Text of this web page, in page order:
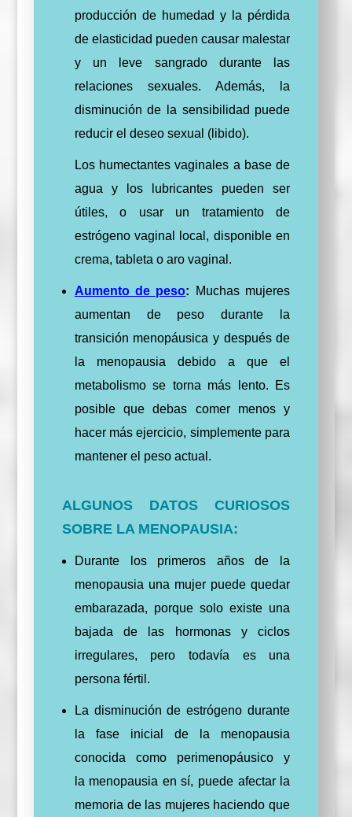
producción de humedad y la pérdida
de elasticidad pueden causar malestar
y un leve sangrado durante las
relaciones sexuales. Además, la
disminución de la sensibilidad puede
reducir el deseo sexual (libido).
Los humectantes vaginales a base de
agua y los lubricantes pueden ser
útiles, o usar un tratamiento de
estrógeno vaginal local, disponible en
crema, tableta o aro vaginal.
Aumento de peso: Muchas mujeres
aumentan de peso durante la
transición menopáusica y después de
la menopausia debido a que el
metabolismo se torna más lento. Es
posible que debas comer menos y
hacer más ejercicio, simplemente para
mantener el peso actual.
ALGUNOS DATOS CURIOSOS
SOBRE LA MENOPAUSIA:
Durante los primeros años de la
menopausia una mujer puede quedar
embarazada, porque solo existe una
bajada de las hormonas y ciclos
irregulares, pero todavía es una
persona fértil.
La disminución de estrógeno durante
la fase inicial de la menopausia
conocida como perimenopáusico y
la menopausia en sí, puede afectar la
memoria de las mujeres haciendo que